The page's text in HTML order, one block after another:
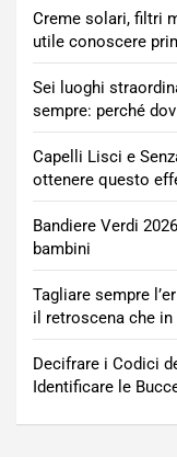
Creme solari, filtri
utile conoscere
Sei luoghi
sempre: perché
Capelli Lisci e
ottenere questo
Bandiere Verdi
bambini
Tagliare sempre
il retroscena che
Decifrare i Codici
Identificare le